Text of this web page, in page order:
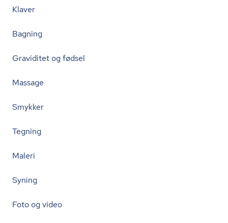
Klaver
Bagning
Graviditet og fødsel
Massage
Smykker
Tegning
Maleri
Syning
Foto og video